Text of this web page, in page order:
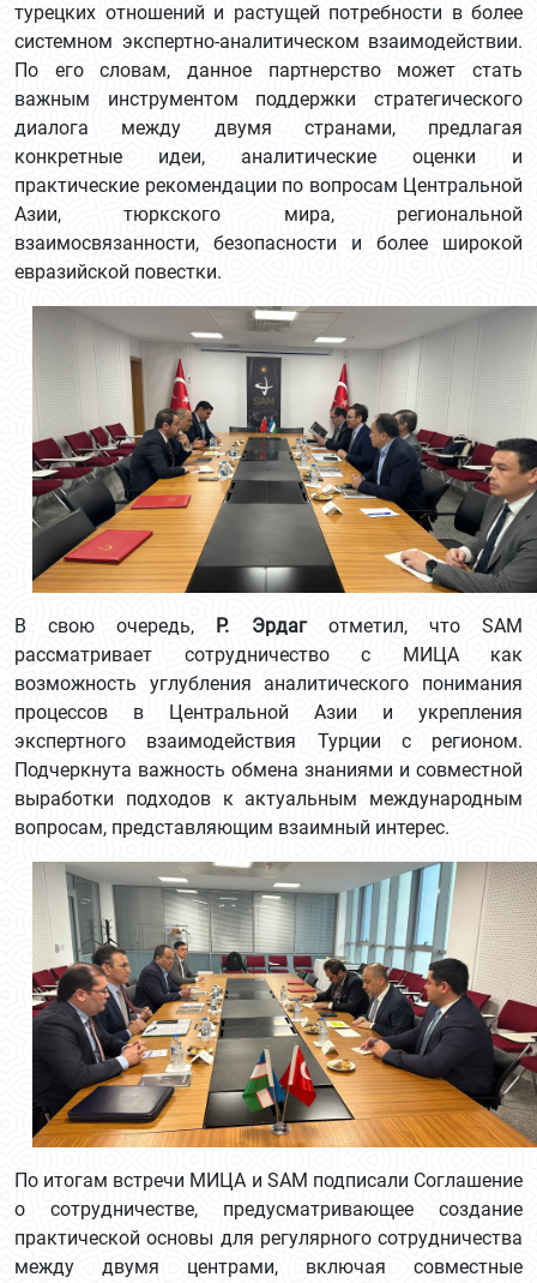
турецких отношений и растущей потребности в более
системном экспертно-аналитическом взаимодействии.
По его словам, данное партнерство может стать
важным инструментом поддержки стратегического
диалога между двумя странами, предлагая
конкретные идеи, аналитические оценки и
практические рекомендации по вопросам Центральной
Азии, тюркского мира, региональной
взаимосвязанности, безопасности и более широкой
евразийской повестки.
В свою очередь, Р. Эрдаготметил, что SAM
рассматривает сотрудничество с МИЦА как
возможность углубления аналитического понимания
процессов в Центральной Азии и укрепления
экспертного взаимодействия Турции с регионом.
Подчеркнута важность обмена знаниями и совместной
выработки подходов к актуальным международным
вопросам, представляющим взаимный интерес.
По итогам встречи МИЦА и SAM подписали Соглашение
о сотрудничестве, предусматривающее создание
практической основы для регулярного сотрудничества
между двумя центрами, включая совместные